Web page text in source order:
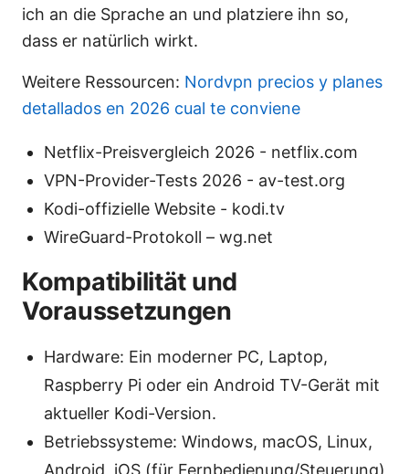
ich an die Sprache an und platziere ihn so,
dass er natürlich wirkt.
Weitere Ressourcen: Nordvpn precios y planes
detallados en 2026 cual te conviene
Netflix-Preisvergleich 2026 - netflix.com
VPN-Provider-Tests 2026 - av-test.org
Kodi-offizielle Website - kodi.tv
WireGuard-Protokoll – wg.net
Kompatibilität und
Voraussetzungen
Hardware: Ein moderner PC, Laptop,
Raspberry Pi oder ein Android TV-Gerät mit
aktueller Kodi-Version.
Betriebssysteme: Windows, macOS, Linux,
Android, iOS (für Fernbedienung/Steuerung)